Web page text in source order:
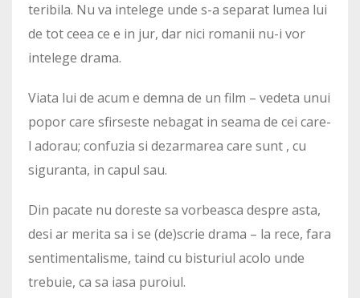
teribila. Nu va intelege unde s-a separat lumea lui
de tot ceea ce e in jur, dar nici romanii nu-i vor
intelege drama.
Viata lui de acum e demna de un film – vedeta unui
popor care sfirseste nebagat in seama de cei care-
l adorau; confuzia si dezarmarea care sunt , cu
siguranta, in capul sau.
Din pacate nu doreste sa vorbeasca despre asta,
desi ar merita sa i se (de)scrie drama – la rece, fara
sentimentalisme, taind cu bisturiul acolo unde
trebuie, ca sa iasa puroiul.